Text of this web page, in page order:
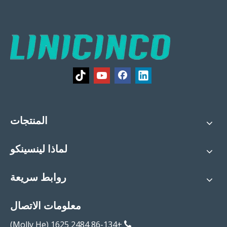
المنتجات
لماذا لينسينكو
روابط سريعة
معلومات الاتصال

+86-134 2484 1625 (Molly He)